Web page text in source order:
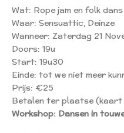
Wat: Rope jam en folk dans
Waar: Sensuattic, Deinze
Wanneer: Zaterdag 21
Doors: 19u
Start: 19u30
Einde: tot we niet meer
Prijs: €25
Betalen ter plaatse
Workshop: Dansen in